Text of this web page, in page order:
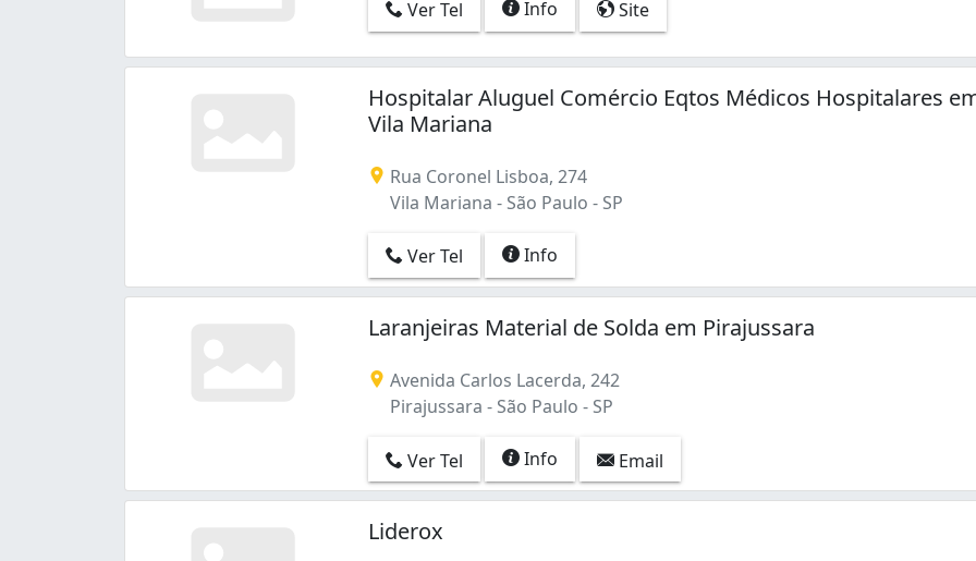
Ver Tel Info Site
Hospitalar Aluguel Comércio Eqtos Médicos Hospitalares
Vila Mariana
Rua Coronel Lisboa, 274
Vila Mariana - São Paulo - SP
Ver Tel Info
Laranjeiras Material de Solda em Pirajussara
Avenida Carlos Lacerda, 242
Pirajussara - São Paulo - SP
Ver Tel Info Email
Liderox